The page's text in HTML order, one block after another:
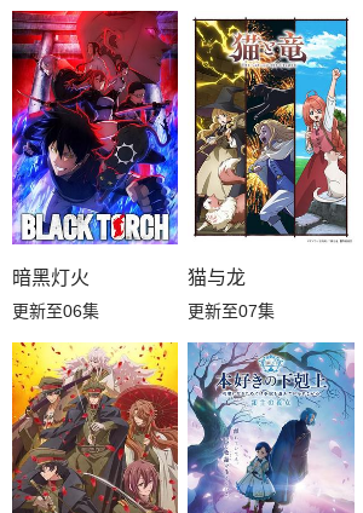
第04集 第03集
第01集
暗黑灯火
更新至06集
猫与龙
更新至07集